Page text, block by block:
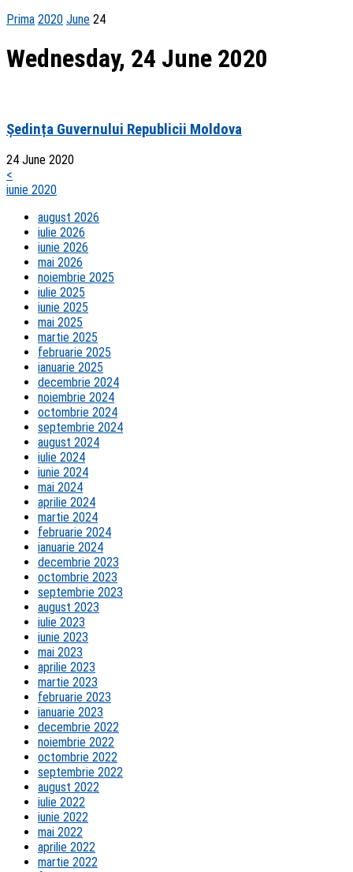
Prima 2020 June 24
Wednesday, 24 June 2020
Ședința Guvernului Republicii Moldova
24 June 2020
<
iunie 2020
august 2026
iulie 2026
iunie 2026
mai 2026
noiembrie 2025
iulie 2025
iunie 2025
mai 2025
martie 2025
februarie 2025
ianuarie 2025
decembrie 2024
noiembrie 2024
octombrie 2024
septembrie 2024
august 2024
iulie 2024
iunie 2024
mai 2024
aprilie 2024
martie 2024
februarie 2024
ianuarie 2024
decembrie 2023
octombrie 2023
septembrie 2023
august 2023
iulie 2023
iunie 2023
mai 2023
aprilie 2023
martie 2023
februarie 2023
ianuarie 2023
decembrie 2022
noiembrie 2022
octombrie 2022
septembrie 2022
august 2022
iulie 2022
iunie 2022
mai 2022
aprilie 2022
martie 2022